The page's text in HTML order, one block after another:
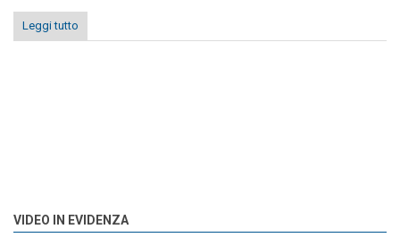
Leggi tutto
VIDEO IN EVIDENZA